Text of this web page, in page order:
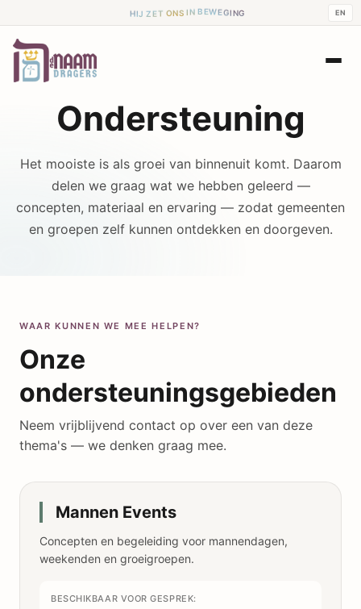
HI J ZET ONS I N BEWEGING EN
Ondersteuning
Het mooiste is als groei van binnenuit komt. Daarom
delen we graag wat we hebben geleerd —
concepten, materiaal en ervaring — zodat gemeenten
en groepen zelf kunnen ontdekken en doorgeven.
WAAR KUNNEN WE MEE HELPEN?
Onze
ondersteuningsgebieden
Neem vrijblijvend contact op over een van deze
thema's — we denken graag mee.
Mannen Events
Concepten en begeleiding voor mannendagen,
weekenden en groeigroepen.
BESCHIKBAAR VOOR GESPREK: